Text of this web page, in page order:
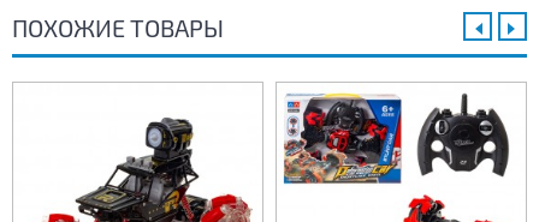
ПОХОЖИЕ ТОВАРЫ